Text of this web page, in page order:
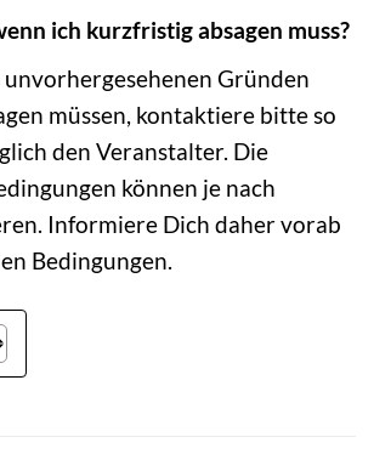
ich kurzfristig absagen muss?
unvorhergesehenen Gründen
müssen, kontaktiere bitte so
den Veranstalter. Die
können je nach
Informiere Dich daher vorab
Bedingungen.